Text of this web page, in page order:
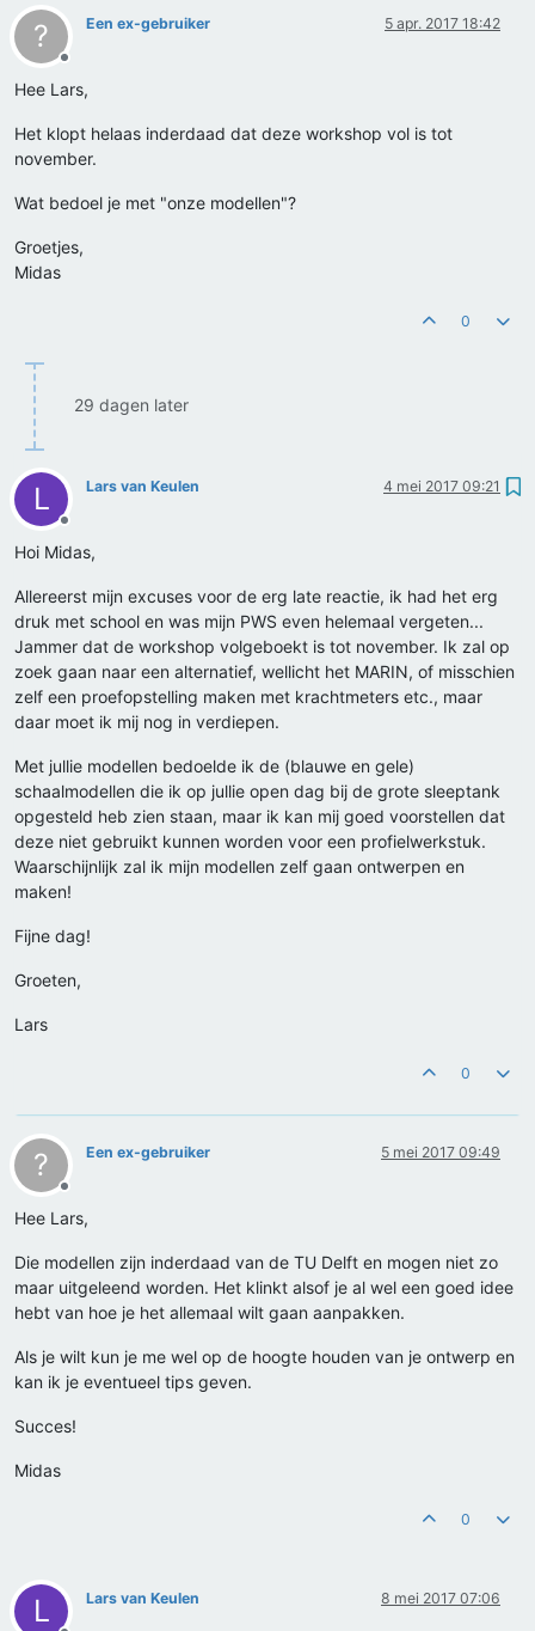
?
Offline
Een ex-gebruiker 5 apr. 2017 18:42
Hee Lars,
Het klopt helaas inderdaad dat deze workshop vol is tot
november.
Wat bedoel je met "onze modellen"?
Groetjes,
Midas
0
29 dagen later
L
Offline
Lars van Keulen 4 mei 2017 09:21
Hoi Midas,
Allereerst mijn excuses voor de erg late reactie, ik had het erg
druk met school en was mijn PWS even helemaal vergeten...
Jammer dat de workshop volgeboekt is tot november. Ik zal op
zoek gaan naar een alternatief, wellicht het MARIN, of misschien
zelf een proefopstelling maken met krachtmeters etc., maar
daar moet ik mij nog in verdiepen.
Met jullie modellen bedoelde ik de (blauwe en gele)
schaalmodellen die ik op jullie open dag bij de grote sleeptank
opgesteld heb zien staan, maar ik kan mij goed voorstellen dat
deze niet gebruikt kunnen worden voor een profielwerkstuk.
Waarschijnlijk zal ik mijn modellen zelf gaan ontwerpen en
maken!
Fijne dag!
Groeten,
Lars
0
?
Offline
Een ex-gebruiker 5 mei 2017 09:49
Hee Lars,
Die modellen zijn inderdaad van de TU Delft en mogen niet zo
maar uitgeleend worden. Het klinkt alsof je al wel een goed idee
hebt van hoe je het allemaal wilt gaan aanpakken.
Als je wilt kun je me wel op de hoogte houden van je ontwerp en
kan ik je eventueel tips geven.
Succes!
Midas
0
L Lars van Keulen 8 mei 2017 07:06